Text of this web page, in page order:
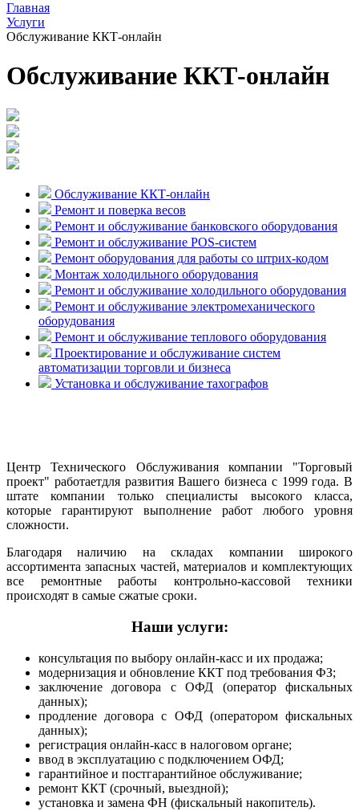
Главная
Услуги
Обслуживание ККТ-онлайн
Обслуживание ККТ-онлайн
Обслуживание ККТ-онлайн
Ремонт и поверка весов
Ремонт и обслуживание банковского оборудования
Ремонт и обслуживание POS-систем
Ремонт оборудования для работы со штрих-кодом
Монтаж холодильного оборудования
Ремонт и обслуживание холодильного оборудования
Ремонт и обслуживание электромеханического
оборудования
Ремонт и обслуживание теплового оборудования
Проектирование и обслуживание систем
автоматизации торговли и бизнеса
Установка и обслуживание тахографов
Центр Технического Обслуживания компании "Торговый
проект" работаетдля развития Вашего бизнеса с 1999 года. В
штате компании только специалисты высокого класса,
которые гарантируют выполнение работ любого уровня
сложности.
Благодаря наличию на складах компании широкого
ассортимента запасных частей, материалов и комплектующих
все ремонтные работы контрольно-кассовой техники
происходят в самые сжатые сроки.
Наши услуги:
консультация по выбору онлайн-касс и их продажа;
модернизация и обновление ККТ под требования ФЗ;
заключение договора с ОФД (оператор фискальных
данных);
продление договора с ОФД (оператором фискальных
данных);
регистрация онлайн-касс в налоговом органе;
ввод в эксплуатацию с подключением ОФД;
гарантийное и постгарантийное обслуживание;
ремонт ККТ (срочный, выездной);
установка и замена ФН (фискальный накопитель).